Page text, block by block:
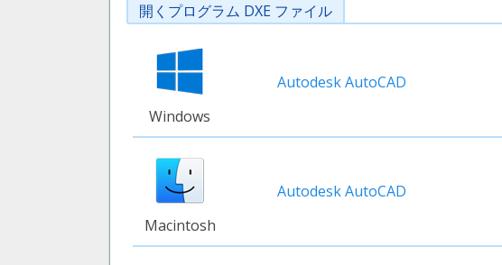
開くプログラム DXE ファイル
Windows
Autodesk AutoCAD
Macintosh
Autodesk AutoCAD